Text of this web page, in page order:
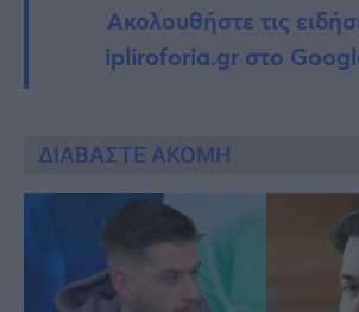
Ακολουθήστε τις
ipliroforia.gr στο
ΔΙΑΒΑΣΤΕ ΑΚΟΜΗ